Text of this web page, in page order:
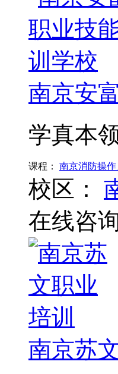
南京安
学真本
课程： 南京消防操
校区：
在线咨
南京苏